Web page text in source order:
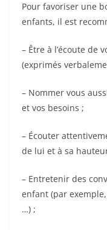
Pour favoriser une
enfants, il est
– Être à l’écoute de
(exprimés
– Nommer vous
et vos besoins ;
– Écouter
de lui et à sa
– Entretenir des
enfant (par
…) ;